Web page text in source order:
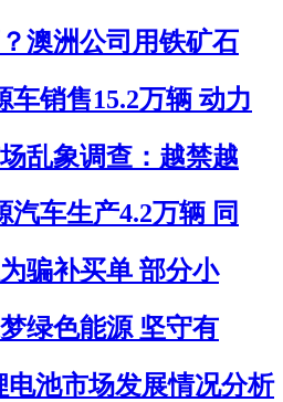
澳洲公司用铁矿石
车销售15.2万辆 动力
乱象调查：越禁越
汽车生产4.2万辆 同
骗补买单 部分小
绿色能源 坚守有
电池市场发展情况分析